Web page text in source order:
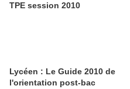
TPE session 2010
Lycéen : Le Guide 2010 de
l'orientation post-bac